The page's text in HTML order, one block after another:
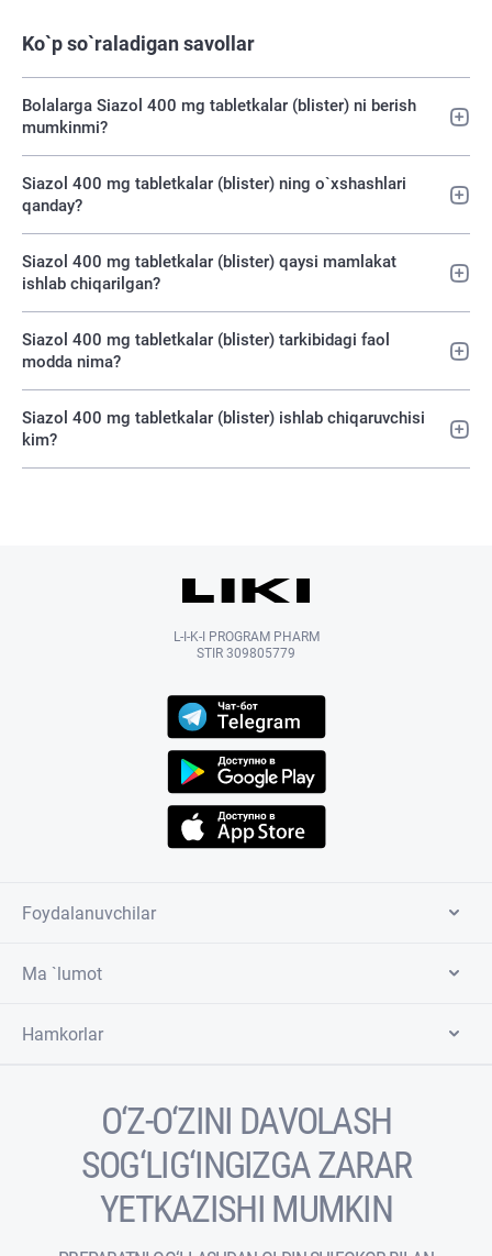
Ko`p so`raladigan savollar
Bolalarga Siazol 400 mg tabletkalar (blister) ni berish
mumkinmi?
Siazol 400 mg tabletkalar (blister) ning o`xshashlari
qanday?
Siazol 400 mg tabletkalar (blister) qaysi mamlakat
ishlab chiqarilgan?
Siazol 400 mg tabletkalar (blister) tarkibidagi faol
modda nima?
Siazol 400 mg tabletkalar (blister) ishlab chiqaruvchisi
kim?
L-I-K-I PROGRAM PHARM
STIR 309805779
Foydalanuvchilar
Ma `lumot
Hamkorlar
O‘Z-O‘ZINI DAVOLASH
SOG‘LIG‘INGIZGA ZARAR
YETKAZISHI MUMKIN